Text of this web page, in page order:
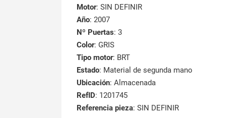
Motor: SIN DEFINIR
Año: 2007
Nº Puertas: 3
Color: GRIS
Tipo motor: BRT
Estado: Material de segunda mano
Ubicación: Almacenada
RefID: 1201745
Referencia pieza: SIN DEFINIR